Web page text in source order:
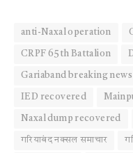
anti-Naxal operation
CRPF 65th Battalion
Gariaband breaking news
IED recovered
Naxal dump recovered
गरियाबंद नक्सल समाचार